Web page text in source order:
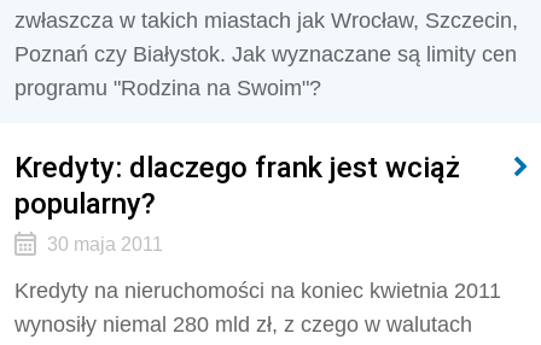
zwłaszcza w takich miastach jak Wrocław, Szczecin,
Poznań czy Białystok. Jak wyznaczane są limity cen
programu "Rodzina na Swoim"?
Kredyty: dlaczego frank jest wciąż
popularny?
30 maja 2011
Kredyty na nieruchomości na koniec kwietnia 2011
wynosiły niemal 280 mld zł, z czego w walutach